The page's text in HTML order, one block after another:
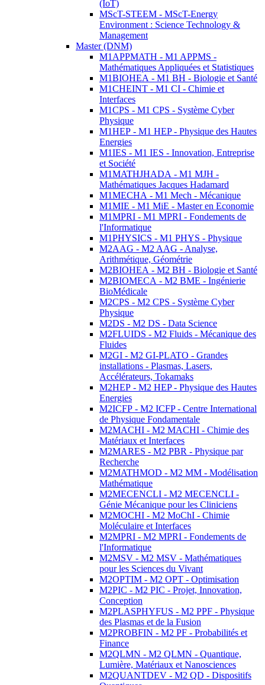
(IoT)
MScT-STEEM - MScT-Energy
Environment : Science Technology &
Management
Master (DNM)
M1APPMATH - M1 APPMS -
Mathématiques Appliquées et Statistiques
M1BIOHEA - M1 BH - Biologie et Santé
M1CHEINT - M1 CI - Chimie et
Interfaces
M1CPS - M1 CPS - Système Cyber
Physique
M1HEP - M1 HEP - Physique des Hautes
Energies
M1IES - M1 IES - Innovation, Entreprise
et Société
M1MATHJHADA - M1 MJH -
Mathématiques Jacques Hadamard
M1MECHA - M1 Mech - Mécanique
M1MIE - M1 MiE - Master en Economie
M1MPRI - M1 MPRI - Fondements de
l'Informatique
M1PHYSICS - M1 PHYS - Physique
M2AAG - M2 AAG - Analyse,
Arithmétique, Géométrie
M2BIOHEA - M2 BH - Biologie et Santé
M2BIOMECA - M2 BME - Ingénierie
BioMédicale
M2CPS - M2 CPS - Système Cyber
Physique
M2DS - M2 DS - Data Science
M2FLUIDS - M2 Fluids - Mécanique des
Fluides
M2GI - M2 GI-PLATO - Grandes
installations - Plasmas, Lasers,
Accélérateurs, Tokamaks
M2HEP - M2 HEP - Physique des Hautes
Energies
M2ICFP - M2 ICFP - Centre International
de Physique Fondamentale
M2MACHI - M2 MACHI - Chimie des
Matériaux et Interfaces
M2MARES - M2 PBR - Physique par
Recherche
M2MATHMOD - M2 MM - Modélisation
Mathématique
M2MECENCLI - M2 MECENCLI -
Génie Mécanique pour les Cliniciens
M2MOCHI - M2 MoChI - Chimie
Moléculaire et Interfaces
M2MPRI - M2 MPRI - Fondements de
l'Informatique
M2MSV - M2 MSV - Mathématiques
pour les Sciences du Vivant
M2OPTIM - M2 OPT - Optimisation
M2PIC - M2 PIC - Projet, Innovation,
Conception
M2PLASPHYFUS - M2 PPF - Physique
des Plasmas et de la Fusion
M2PROBFIN - M2 PF - Probabilités et
Finance
M2QLMN - M2 QLMN - Quantique,
Lumière, Matériaux et Nanosciences
M2QUANTDEV - M2 QD - Dispositifs